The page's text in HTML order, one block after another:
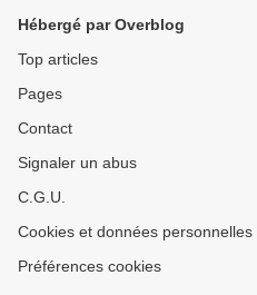
Hébergé par Overblog
Top articles
Pages
Contact
Signaler un abus
C.G.U.
Cookies et données personnelles
Préférences cookies